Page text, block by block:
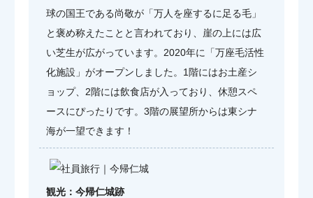
球の国王である尚敬が「万人を座するに足る毛」
と褒め称えたことと言われており、崖の上には広
い芝生が広がっています。2020年に「万座毛活性
化施設」がオープンしました。1階にはお土産シ
ョップ、2階には飲食店が入っており、休憩スペ
ースにぴったりです。3階の展望所からは東シナ
海が一望できます！
観光：今帰仁城跡